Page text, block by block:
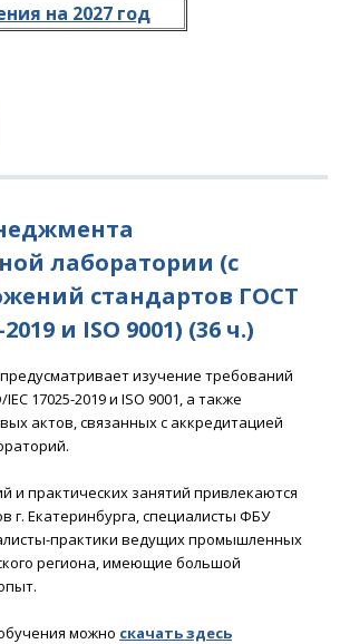
на 2027 год
лаборатории (с
стандартов ГОСТ
и ISO 9001) (36 ч.)
изучение требований
17025-2019 и ISO 9001, а также
актов, связанных с аккредитацией
и практических занятий привлекаются
г. Екатеринбурга, специалисты ФБУ
практики ведущих промышленных
региона, имеющие большой
можно скачатьздесь